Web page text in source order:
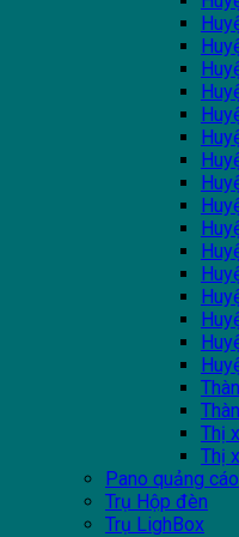
Thị
Thị
Pano quảng cáo
Trụ Hộp đèn
Trụ LighBox